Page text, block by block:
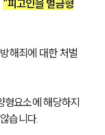
“피고인을 벌금형
해죄에 대한 처벌
요소에 해당하지
습니다.